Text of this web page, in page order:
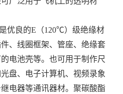
优良的E（120℃）级绝缘材
、线圈框架、管座、绝缘套
电池壳等。也可用于制作尺
盘、电子计算机、视频录象
电器等通讯器材。聚碳酸酯